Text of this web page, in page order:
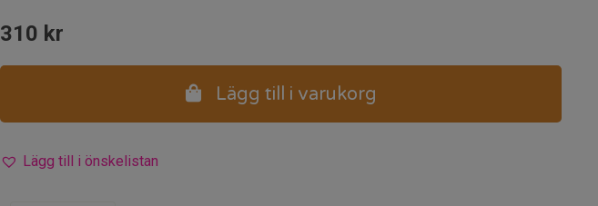
310 kr
Lägg till i varukorg
Lägg till i önskelistan